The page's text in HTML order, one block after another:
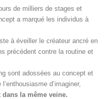
de milliers de stages et
a marqué les individus à
à éveiller le créateur ancré en
précédent contre la routine et
sont adossées au concept et
d’imaginer,
dans la même veine.